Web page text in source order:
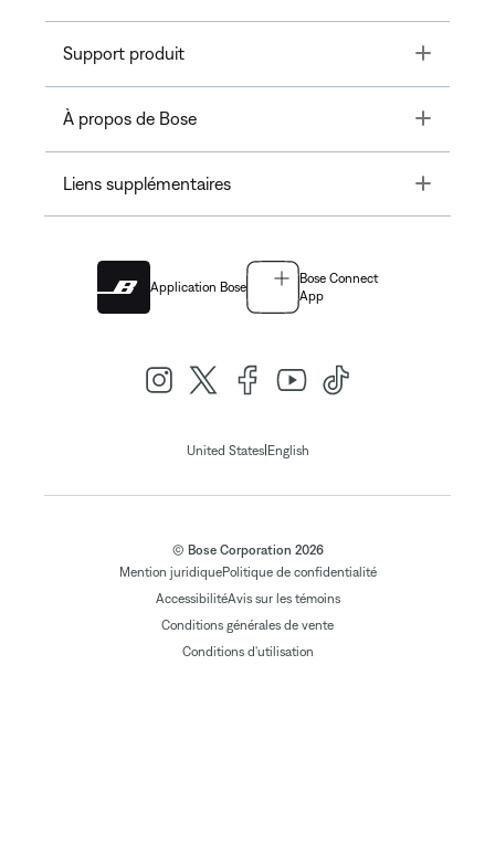
Support produit Toggle
À propos de Bose Toggle
Liens supplémentaires Toggle
Application Bose
Bose Connect
App
United States| English
© Bose Corporation 2026
Mention juridiquePolitique de confidentialité
AccessibilitéAvis sur les témoins
Conditions générales de vente
Conditions d'utilisation